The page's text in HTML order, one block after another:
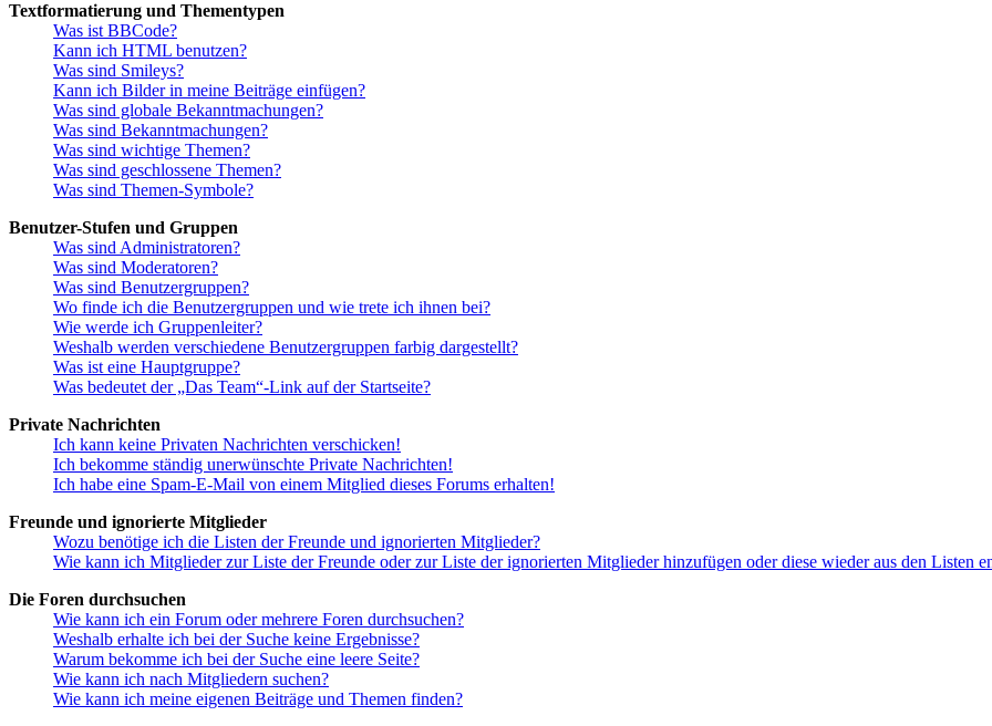
Textformatierung und Thementypen
Was ist BBCode?
Kann ich HTML benutzen?
Was sind Smileys?
Kann ich Bilder in meine Beiträge einfügen?
Was sind globale Bekanntmachungen?
Was sind Bekanntmachungen?
Was sind wichtige Themen?
Was sind geschlossene Themen?
Was sind Themen-Symbole?
Benutzer-Stufen und Gruppen
Was sind Administratoren?
Was sind Moderatoren?
Was sind Benutzergruppen?
Wo finde ich die Benutzergruppen und wie trete ich ihnen bei?
Wie werde ich Gruppenleiter?
Weshalb werden verschiedene Benutzergruppen farbig dargestellt?
Was ist eine Hauptgruppe?
Was bedeutet der „Das Team“-Link auf der Startseite?
Private Nachrichten
Ich kann keine Privaten Nachrichten verschicken!
Ich bekomme ständig unerwünschte Private Nachrichten!
Ich habe eine Spam-E-Mail von einem Mitglied dieses Forums erhalten!
Freunde und ignorierte Mitglieder
Wozu benötige ich die Listen der Freunde und ignorierten Mitglieder?
Wie kann ich Mitglieder zur Liste der Freunde oder zur Liste der ignorierten Mitglieder hinzufügen oder diese wieder aus den Listen
Die Foren durchsuchen
Wie kann ich ein Forum oder mehrere Foren durchsuchen?
Weshalb erhalte ich bei der Suche keine Ergebnisse?
Warum bekomme ich bei der Suche eine leere Seite?
Wie kann ich nach Mitgliedern suchen?
Wie kann ich meine eigenen Beiträge und Themen finden?